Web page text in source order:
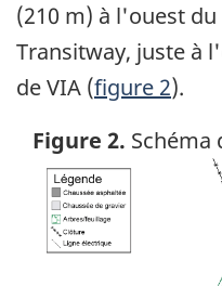
(210 m) à l'ouest
Transitway, juste à
de VIA (figure 2).
Figure 2. Schéma
Image